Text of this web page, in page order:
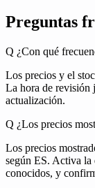
Preguntas
Q ¿Con qué
Los precios y el
La hora de revisión
actualización.
Q ¿Los precios
Los precios
según ES. Activa la
conocidos, y